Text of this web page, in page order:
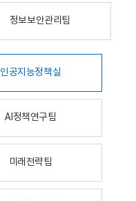
정보보안관리팀
인공지능정책실
AI정책연구팀
미래전략팀